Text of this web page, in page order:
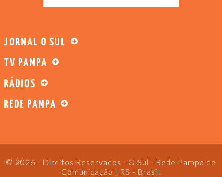
JORNAL O SUL
TV PAMPA
RÁDIOS
REDE PAMPA
© 2026 - Direitos Reservados - O Sul - Rede Pampa de
Comunicação | RS - Brasil.